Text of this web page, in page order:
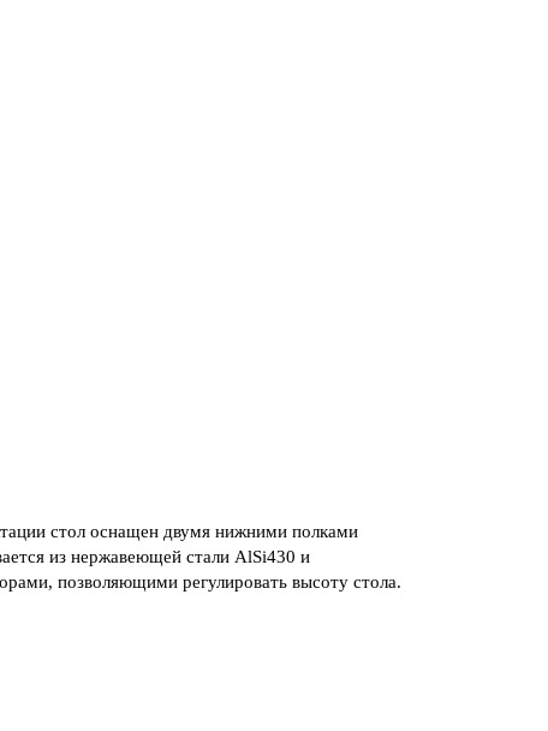
стол оснащен двумя нижними полками
из нержавеющей стали AlSi430 и
позволяющими регулировать высоту стола.